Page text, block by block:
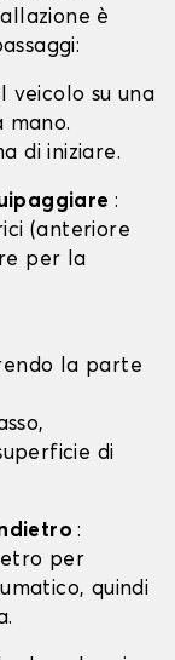
è
veicolo su una
mano.
di iniziare.
:
(anteriore
per la
la parte
di
:
per
quindi